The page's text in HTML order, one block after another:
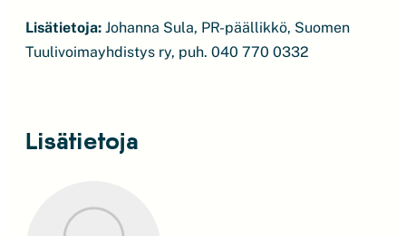
Lisätietoja: Johanna Sula, PR-päällikkö, Suomen
Tuulivoimayhdistys ry, puh. 040 770 0332
Lisätietoja